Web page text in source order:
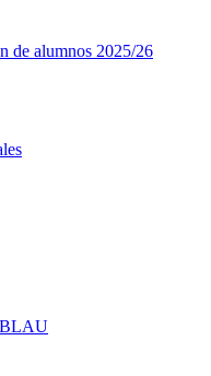
de alumnos 2025/26